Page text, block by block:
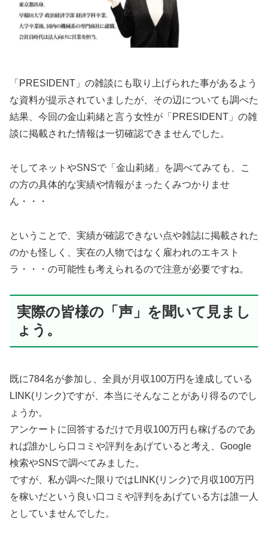
「PRESIDENT」の雑談にも取り上げられた事があるよう
な資料が提示されていましたが、その辺についても調べた
結果、今回の金山莉緒と言う女性が「PRESIDENT」の雑
談に掲載された情報は一切確認できませんでした。
そしてネットやSNSで「金山莉緒」を調べてみても、こ
の方の具体的な実績や情報がまったくみつかりませ
ん・・・
ということで、実績が確認できない点や雑誌に掲載された
のかも怪しく、実在の人物ではなく雇われのエキスト
ラ・・・の可能性も考えられるので注意が必要ですね。
実際の皆様の「声」を聞いて見まし
ょう。
既に784名が参加し、全員が月収100万円を達成している
LINK(リンク)ですが、本当にそんなことがあり得るのでし
ょうか。
アンケートに回答するだけで月収100万円も稼げるのであ
れば誰かしら口コミや評判をあげていると考え、Google
検索やSNSで調べてみました。
ですが、私が調べた限りではLINK(リンク)で月収100万円
を稼いだという良い口コミや評判をあげている方は誰一人
としていませんでした。